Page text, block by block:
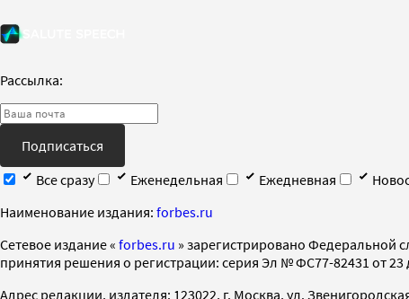
Рассылка:
Подписаться
Все сразу
Еженедельная Ежедневная
Наименование издания: forbes.ru
Cетевое издание « forbes.ru » зарегистрировано Федеральной
принятия решения о регистрации: серия Эл № ФС77-82431 от 23
Адрес редакции, издателя: 123022, г. Москва, ул.